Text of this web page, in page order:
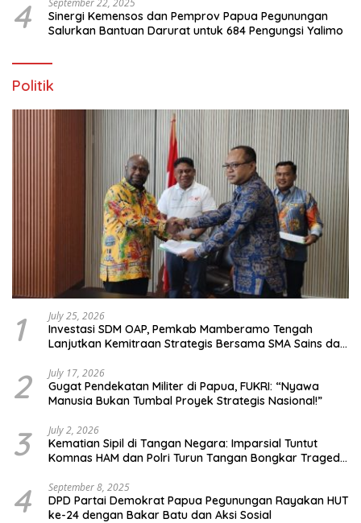
4
Sinergi Kemensos dan Pemprov Papua Pegunungan
Salurkan Bantuan Darurat untuk 684 Pengungsi Yalimo
Politik
1 July 25, 2026
Investasi SDM OAP, Pemkab Mamberamo Tengah
Lanjutkan Kemitraan Strategis Bersama SMA Sains dan
2 July 17, 2026
Gugat Pendekatan Militer di Papua, FUKRI: “Nyawa
Manusia Bukan Tumbal Proyek Strategis Nasional!”
3 July 2, 2026
Kematian Sipil di Tangan Negara: Imparsial Tuntut
Komnas HAM dan Polri Turun Tangan Bongkar Tragedi
4 September 8, 2025
DPD Partai Demokrat Papua Pegunungan Rayakan HUT
ke-24 dengan Bakar Batu dan Aksi Sosial